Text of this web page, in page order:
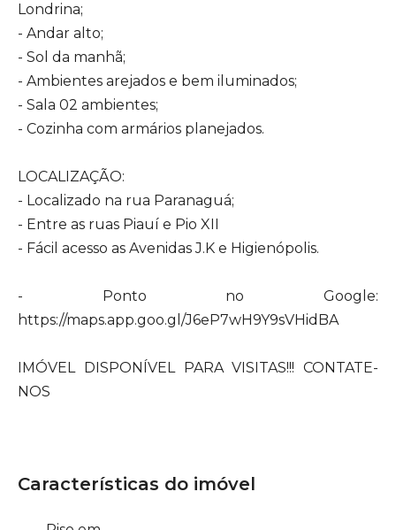
Londrina;
- Andar alto;
- Sol da manhã;
- Ambientes arejados e bem iluminados;
- Sala 02 ambientes;
- Cozinha com armários planejados.
LOCALIZAÇÃO:
- Localizado na rua Paranaguá;
- Entre as ruas Piauí e Pio XII
- Fácil acesso as Avenidas J.K e Higienópolis.
- Ponto no Google:
https://maps.app.goo.gl/J6eP7wH9Y9sVHidBA
IMÓVEL DISPONÍVEL PARA VISITAS!!! CONTATE-
NOS
Características do imóvel